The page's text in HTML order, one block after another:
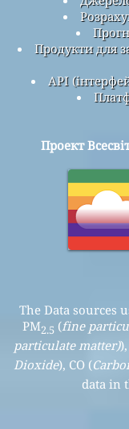
Продукти для
API
Проект
The Data sources
PM2.5 (fine
particulate matter)
Dioxide), CO (
data in